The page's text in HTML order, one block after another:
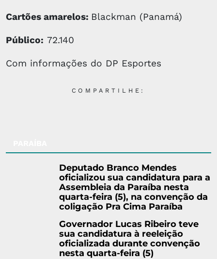
Cartões amarelos: Blackman (Panamá)
Público: 72.140
Com informações do DP Esportes
COMPARTILHE:
Deputado Branco Mendes
oficializou sua candidatura para a
Assembleia da Paraíba nesta
quarta-feira (5), na convenção da
coligação Pra Cima Paraíba
Governador Lucas Ribeiro teve
sua candidatura à reeleição
oficializada durante convenção
nesta quarta-feira (5)